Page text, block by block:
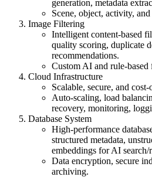
generation, metadata
Scene, object, activity,
Image Filtering
Intelligent content-based
quality scoring, duplicate
recommendations.
Custom AI and rule-based
Cloud Infrastructure
Scalable, secure, and
Auto-scaling, load
recovery, monitoring,
Database System
High-performance
structured metadata,
embeddings for AI search/
Data encryption, secure
archiving.